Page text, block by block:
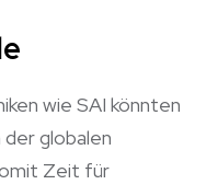
wie SAI könnten
der globalen
Zeit für